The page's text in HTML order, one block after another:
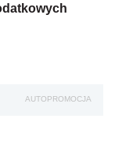
AUTOPROMOCJA